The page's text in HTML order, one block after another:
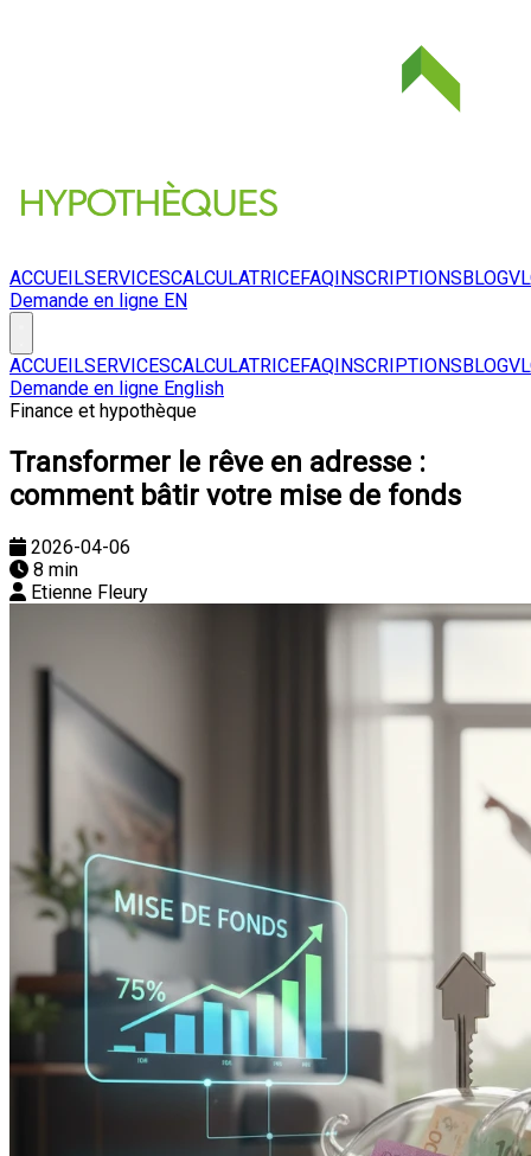
ACCUEILSERVICESCALCULATRICEFAQINSCRIPTIONSBLOG
Demande en ligne EN
ACCUEILSERVICESCALCULATRICEFAQINSCRIPTIONSBLOG
Demande en ligne English
Finance et hypothèque
Transformer le rêve en adresse :
comment bâtir votre mise de fonds
2026-04-06
8 min
Etienne Fleury